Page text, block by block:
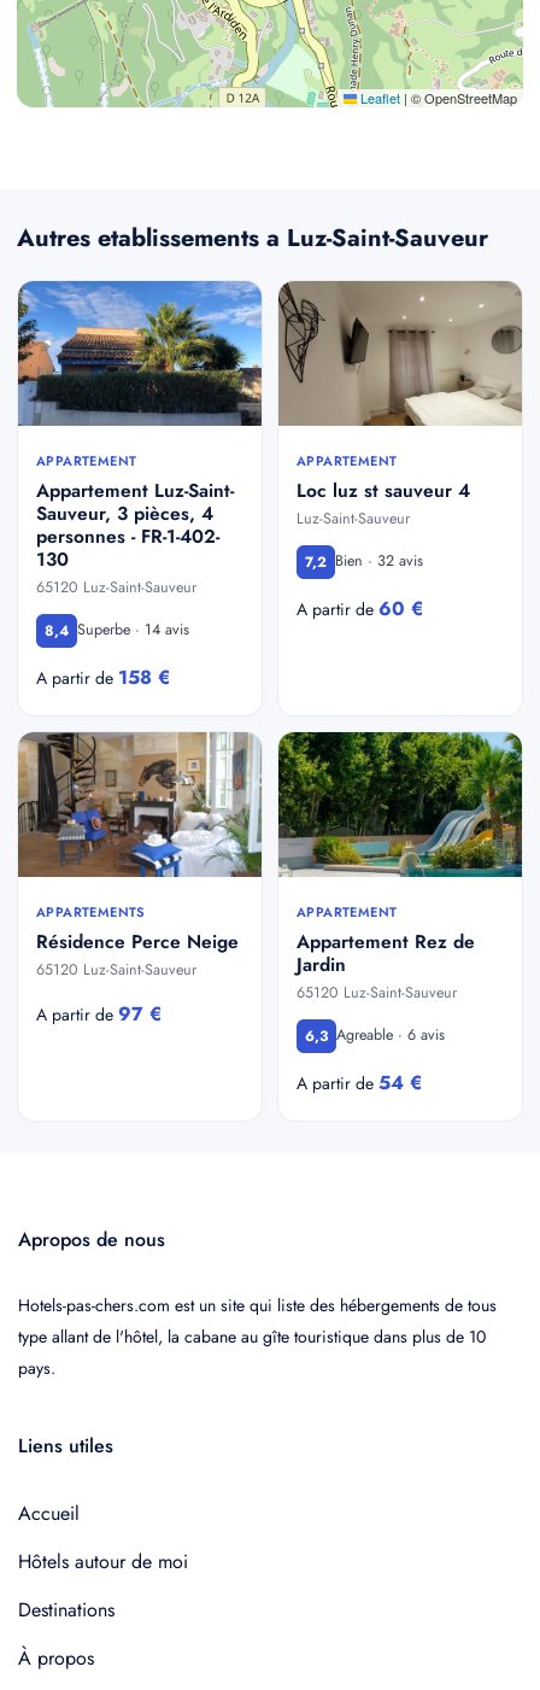
Leaflet | © OpenStreetMap
Autres etablissements a Luz-Saint-Sauveur
APPARTEMENT
Appartement Luz-Saint-
Sauveur, 3 pièces, 4
personnes - FR-1-402-
130
65120 Luz-Saint-Sauveur
8,4 Superbe · 14 avis
A partir de 158 €
APPARTEMENT
Loc luz st sauveur 4
Luz-Saint-Sauveur
7,2 Bien · 32 avis
A partir de 60 €
APPARTEMENTS
Résidence Perce Neige
65120 Luz-Saint-Sauveur
A partir de 97 €
APPARTEMENT
Appartement Rez de
Jardin
65120 Luz-Saint-Sauveur
6,3 Agreable · 6 avis
A partir de 54 €
Apropos de nous
Hotels-pas-chers.com est un site qui liste des hébergements de tous
type allant de l'hôtel, la cabane au gîte touristique dans plus de 10
pays.
Liens utiles
Accueil
Hôtels autour de moi
Destinations
À propos